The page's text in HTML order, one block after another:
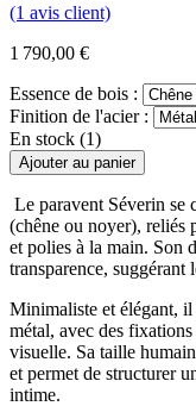
(1 avis client)
1 790,00 €
Essence de bois :
Finition de l'acier :
En stock (1)
Ajouter au panier
Le paravent Séverin se
(chêne ou noyer), reliés
et polies à la main. Son
transparence, suggérant
Minimaliste et élégant, il
métal, avec des
visuelle. Sa taille
et permet de structurer
intime.